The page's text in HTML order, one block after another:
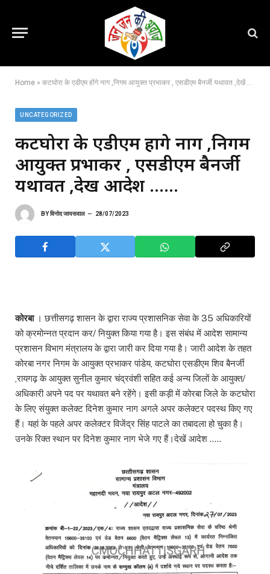
Home » कटघोरा के एडीएम होंगे नाग ,निगम आयुक्त प्रभाकर , एसडीएम बैनर्जी यथावत ,देखें आदेश ……
UNCATEGORIZED
कटघोरा के एडीएम होंगे नाग ,निगम
आयुक्त प्रभाकर , एसडीएम बैनर्जी
यथावत ,देखें आदेश ……
BYविनोद जायसवाल 28/07/2023
कोरबा। छत्तीसगढ़ शासन के द्वारा राज्य प्रशासनिक सेवा के 35 अधिकारियों
को क्रमोन्नत प्रदान कर/ नियुक्त किया गया है। इस संबंध में आदेश सामान्य
प्रशासन विभाग मंत्रालय के द्वारा जारी कर दिया गया है। जारी आदेश के तहत
कोरबा नगर निगम के आयुक्त प्रभाकर पांडेय, कटघोरा एसडीएम शिव बैनर्जी
,रायगढ़ के आयुक्त सुनील कुमार चंद्रवंशी सहित कई अन्य जिलों के आयुक्त/
अधिकारी अपने पद पर यथावत बने रहेंगे। इसी कड़ी में कोरबा जिले के कटघोरा
के लिए संयुक्त कलेक्ट दिनेश कुमार नाग अगले अपर कलेक्टर पदस्थ किए गए
हैं। यहां के पहले अपर कलेक्टर विजेंद्र सिंह पाटले का तबादला हो चुका है।
उनके रिक्त स्थान पर दिनेश कुमार नाग भेजे गए हैं।देखें आदेश …..